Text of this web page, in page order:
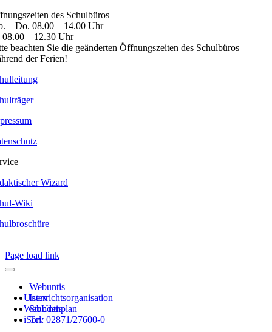
des Schulbüros
– Do. 08.00 – 14.00 Uhr
08.00 – 12.30 Uhr
beachten Sie die geänderten Öffnungszeiten des Schulbüros
der Ferien!
Wizard
Wiki
Page load link
Unterrichtsorganisation
WebUntis
iServ
Webuntis
Iserv
Stundenplan
Tel: 02871/27600-0